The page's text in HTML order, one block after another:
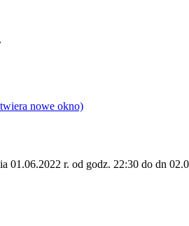
nowe okno)
01.06.2022 r. od godz. 22:30 do dn